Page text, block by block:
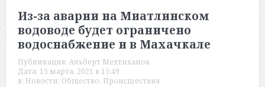
Из-за аварии на Миатлинском
водоводе будет ограничено
водоснабжение и в Махачкале
Публикация: Альберт Мехтиханов
Дата: 15 марта, 2021 в 15:49
в: Новости, Общество, Происшествия